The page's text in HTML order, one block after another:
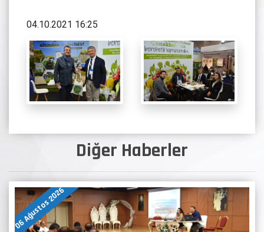
Diğer Haberler
06 Ağustos 2026
04.10.2021 16:25